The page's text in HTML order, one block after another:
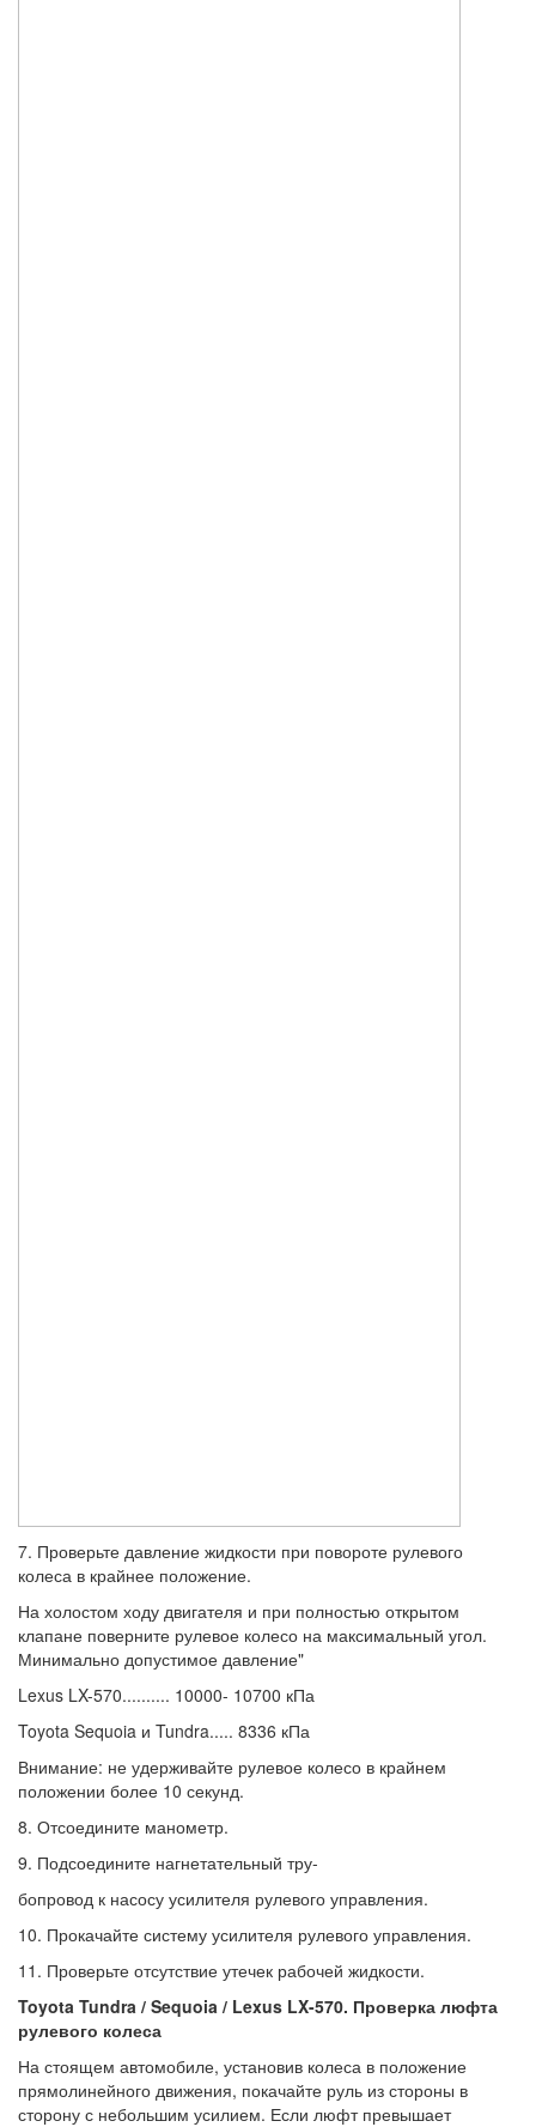
7. Проверьте давление жидкости при повороте рулевого
колеса в крайнее положение.
На холостом ходу двигателя и при полностью открытом
клапане поверните рулевое колесо на максимальный угол.
Минимально допустимое давление"
Lexus LX-570.......... 10000- 10700 кПа
Toyota Sequoia и Tundra..... 8336 кПа
Внимание: не удерживайте рулевое колесо в крайнем
положении более 10 секунд.
8. Отсоедините манометр.
9. Подсоедините нагнетательный тру-
бопровод к насосу усилителя рулевого управления.
10. Прокачайте систему усилителя рулевого управления.
11. Проверьте отсутствие утечек рабочей жидкости.
Toyota Tundra / Sequoia / Lexus LX-570. Проверка люфта
рулевого колеса
На стоящем автомобиле, установив колеса в положение
прямолинейного движения, покачайте руль из стороны в
сторону с небольшим усилием. Если люфт превышает